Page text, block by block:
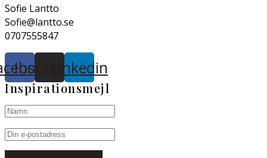
Sofie Lantto
Sofie@lantto.se
0707555847
InstagramLinkedin
Inspirationsmejl